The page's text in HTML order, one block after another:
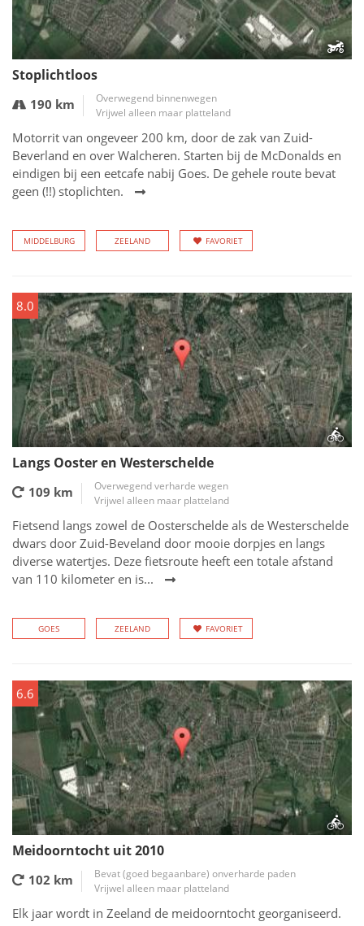
Stoplichtloos
190 km
Overwegend binnenwegen
Vrijwel alleen maar platteland
Motorrit van ongeveer 200 km, door de zak van Zuid-
Beverland en over Walcheren. Starten bij de McDonalds en
eindigen bij een eetcafe nabij Goes. De gehele route bevat
geen (!!) stoplichten.
MIDDELBURG ZEELAND FAVORIET
8.0
Langs Ooster en Westerschelde
109 km
Overwegend verharde wegen
Vrijwel alleen maar platteland
Fietsend langs zowel de Oosterschelde als de Westerschelde
dwars door Zuid-Beveland door mooie dorpjes en langs
diverse watertjes. Deze fietsroute heeft een totale afstand
van 110 kilometer en is...
GOES ZEELAND FAVORIET
6.6
Meidoorntocht uit 2010
102 km
Bevat (goed begaanbare) onverharde paden
Vrijwel alleen maar platteland
Elk jaar wordt in Zeeland de meidoorntocht georganiseerd.